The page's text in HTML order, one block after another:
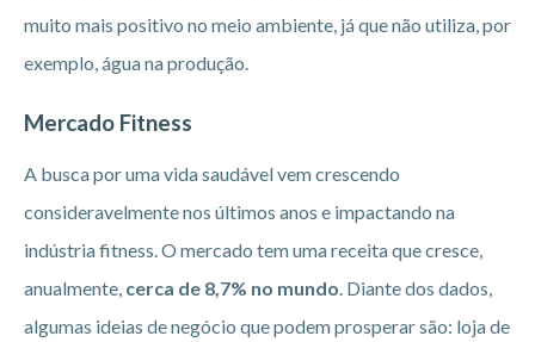
muito mais positivo no meio ambiente, já que não utiliza, por
exemplo, água na produção.
Mercado Fitness
A busca por uma vida saudável vem crescendo
consideravelmente nos últimos anos e impactando na
indústria fitness. O mercado tem uma receita que cresce,
anualmente, cerca de 8,7% no mundo. Diante dos dados,
algumas ideias de negócio que podem prosperar são: loja de